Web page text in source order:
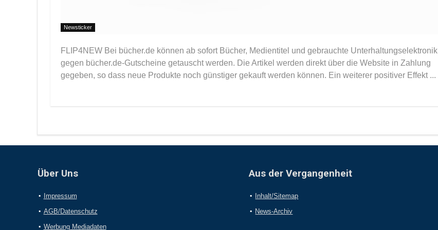
Newsticker
FLIP4NEW Bei bücher.de können ab sofort Bücher, Medientitel und gebrauchte Unterhaltungselektronik
gegen bücher.de-Gutscheine getauscht werden. Die Artikel werden direkt über die Website in Zahlung
gegeben, so dass neue Produkte noch günstiger gekauft werden können. Ein weiterer positiver Effekt ...
Über Uns
Impressum
AGB/Datenschutz
Werbung Mediadaten
Aus der Vergangenheit
Inhalt/Sitemap
News-Archiv